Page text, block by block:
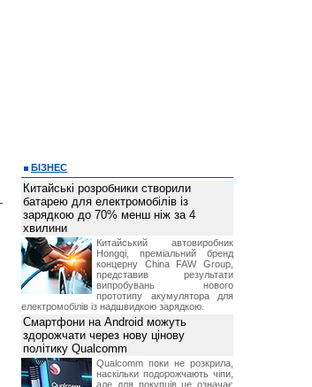
БІЗНЕС
Китайські розробники створили
батарею для електромобілів із
зарядкою до 70% менш ніж за 4
хвилини
Китайський автовиробник
Hongqi, преміальний бренд
концерну China FAW Group,
представив результати
випробувань нового
прототипу акумулятора для
електромобілів із надшвидкою зарядкою.
Смартфони на Android можуть
здорожчати через нову цінову
політику Qualcomm
Qualcomm поки не розкрила,
наскільки подорожчають чіпи,
але для покупців це означає